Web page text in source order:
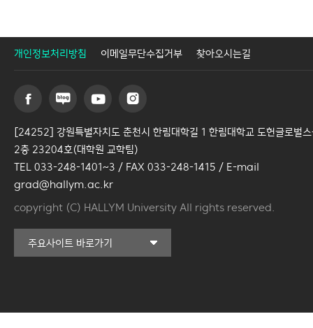
개인정보처리방침 이메일무단수집거부 찾아오시는길
[24252] 강원특별자치도 춘천시 한림대학길 1 한림대학교 도헌글로벌
2층 23204호(대학원 교학팀)
TEL 033-248-1401~3 / FAX 033-248-1415 / E-mail
grad@hallym.ac.kr
copyright (C) HALLYM University All rights reserved.
주요사이트 바로가기
일송기념도서관
한림대학교의료원